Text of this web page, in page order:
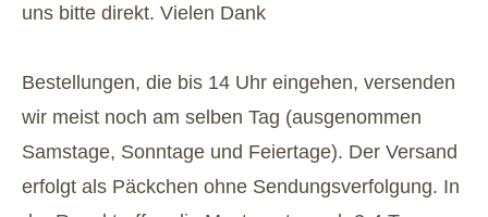
uns bitte direkt. Vielen Dank
Bestellungen, die bis 14 Uhr eingehen, versenden
wir meist noch am selben Tag (ausgenommen
Samstage, Sonntage und Feiertage). Der Versand
erfolgt als Päckchen ohne Sendungsverfolgung. In